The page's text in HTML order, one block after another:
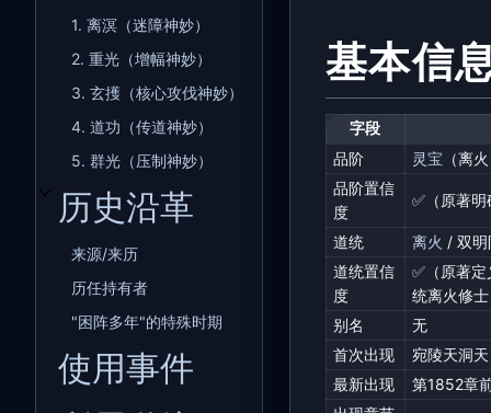
1. 离溟（迷障神妙）
2. 重光（增幅神妙）
3. 玄擭（核心攻伐神妙）
4. 道功（传道神妙）
5. 群光（压制神妙）
历史沿革
开关历史沿革子章节
来源/来历
历任持有者
"困阵多年"的特殊时期
使用事件
基本信
字段
品阶 灵宝 （离
品阶置信
度
✅（原著
道统 离火 / 双明
道统置信
度
✅（原著
统离火修
别名
无
首次出现
宛陵天洞
最新出现
第1852章